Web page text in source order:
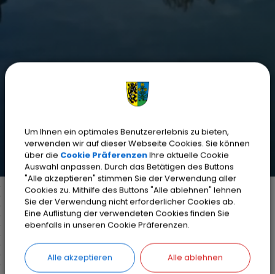
Markt Weisendorf Bürgerinfo
Rathaus
Organisationsstruktur
Finanzverwaltung, Kämmerei, Steueramt
Kasse
Um Ihnen ein optimales Benutzererlebnis zu bieten,
verwenden wir auf dieser Webseite Cookies. Sie können
über die Cookie PräferenzenIhre aktuelle Cookie
Auswahl anpassen. Durch das Betätigen des Buttons
"Alle akzeptieren" stimmen Sie der Verwendung aller
Cookies zu. Mithilfe des Buttons "Alle ablehnen" lehnen
Sie der Verwendung nicht erforderlicher Cookies ab.
Eine Auflistung der verwendeten Cookies finden Sie
ebenfalls in unseren Cookie Präferenzen.
Alle akzeptieren Alle ablehnen